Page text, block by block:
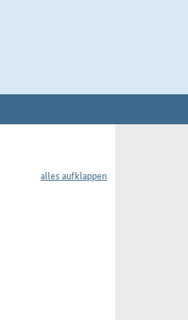
alles aufklappen